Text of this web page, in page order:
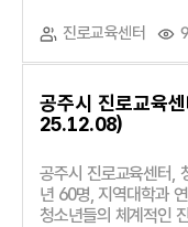
진로교육센터
공주시 진로교육
25.12.08)
공주시 진로교육센터,
년 60명, 지역대학과
청소년들의 체계적인